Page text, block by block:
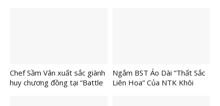
Chef Sầm Vân xuất sắc giành
huy chương đồng tại “Battle
Ngắm BST Áo Dài “Thất Sắc
Liên Hoa” Của NTK Khôi